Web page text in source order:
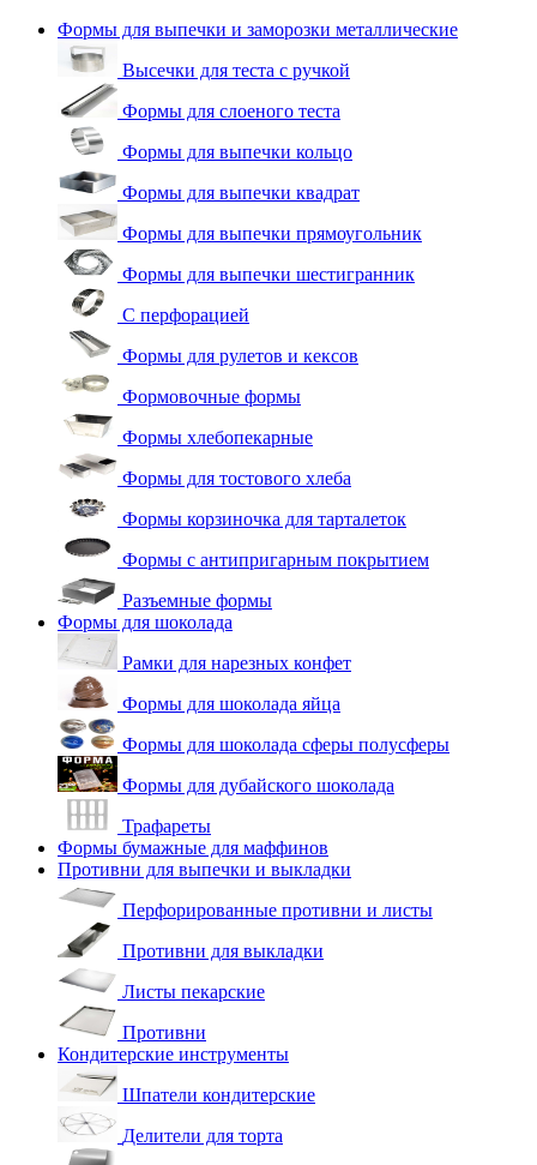
Формы для выпечки и заморозки металлические
Высечки для теста с ручкой
Формы для слоеного теста
Формы для выпечки кольцо
Формы для выпечки квадрат
Формы для выпечки прямоугольник
Формы для выпечки шестигранник
С перфорацией
Формы для рулетов и кексов
Формовочные формы
Формы хлебопекарные
Формы для тостового хлеба
Формы корзиночка для тарталеток
Формы с антипригарным покрытием
Разъемные формы
Формы для шоколада
Рамки для нарезных конфет
Формы для шоколада яйца
Формы для шоколада сферы полусферы
Формы для дубайского шоколада
Трафареты
Формы бумажные для маффинов
Противни для выпечки и выкладки
Перфорированные противни и листы
Противни для выкладки
Листы пекарские
Противни
Кондитерские инструменты
Шпатели кондитерские
Делители для торта